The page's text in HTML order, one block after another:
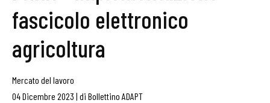
fascicolo elettronico
agricoltura
Mercato del lavoro
04 Dicembre 2023 | di Bollettino ADAPT